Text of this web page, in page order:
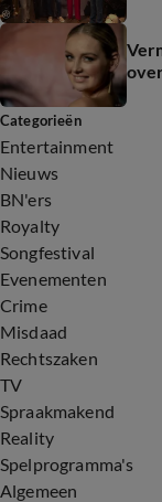
Categorieën
Entertainment
Nieuws
BN'ers
Royalty
Songfestival
Evenementen
Crime
Misdaad
Rechtszaken
TV
Spraakmakend
Reality
Spelprogramma's
Algemeen